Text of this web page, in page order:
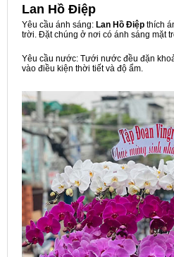
Lan Hồ Điệp
Yêu cầu ánh sáng: Lan Hồ Điệp thích
trời. Đặt chúng ở nơi có ánh sáng mặt
Yêu cầu nước: Tưới nước đều đặn
vào điều kiện thời tiết và độ ẩm.